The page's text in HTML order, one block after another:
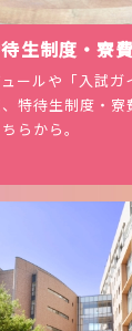
生制度・寮
ールや「入試
特待生制度・
らから。